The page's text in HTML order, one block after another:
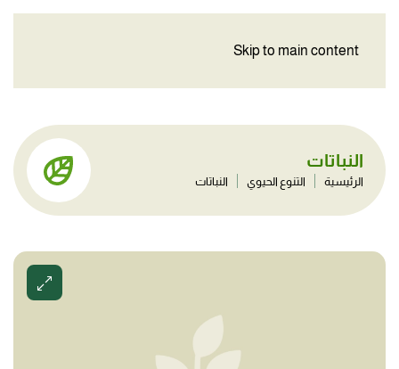
Skip to main content
النباتات
الرئيسية التنوع الحيوي النباتات